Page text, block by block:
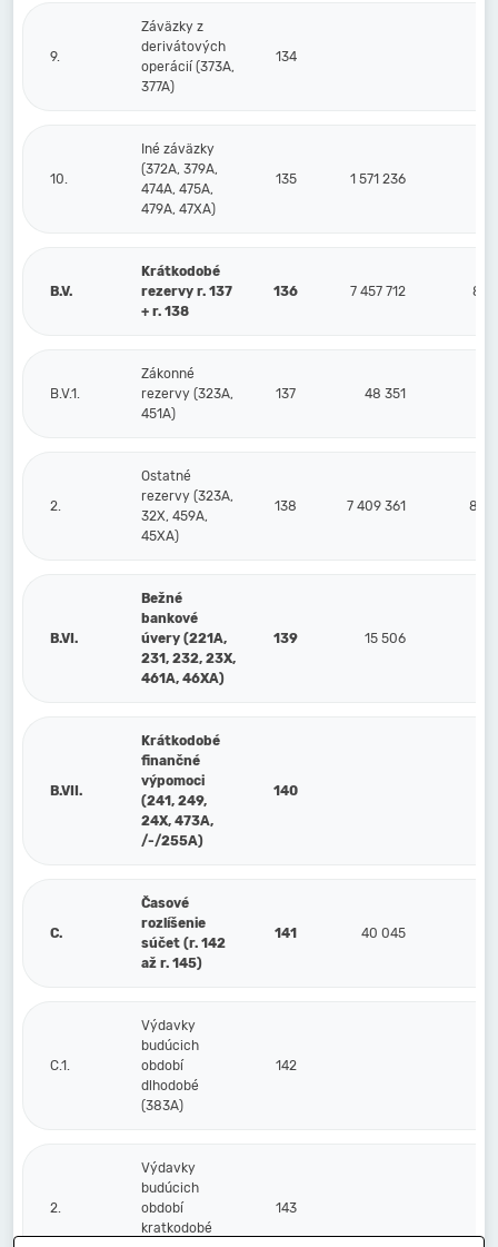
9.
Záväzky z
derivátových
operácií (373A,
377A)
134
10.
Iné záväzky
(372A, 379A,
474A, 475A,
479A, 47XA)
135 1 571 236
B.V.
Krátkodobé
rezervy r. 137
+ r. 138
136 7 457 712 8
B.V.1.
Zákonné
rezervy (323A,
451A)
137 48 351
2.
Ostatné
rezervy (323A,
32X, 459A,
45XA)
138 7 409 361 8
B.VI.
Bežné
bankové
úvery (221A,
231, 232, 23X,
461A, 46XA)
139 15 506
B.VII.
Krátkodobé
finančné
výpomoci
(241, 249,
24X, 473A,
/-/255A)
140
C.
Časové
rozlíšenie
súčet (r. 142
až r. 145)
141 40 045
C.1.
Výdavky
budúcich
období
dlhodobé
(383A)
142
2.
Výdavky
budúcich
období
kratkodobé
143